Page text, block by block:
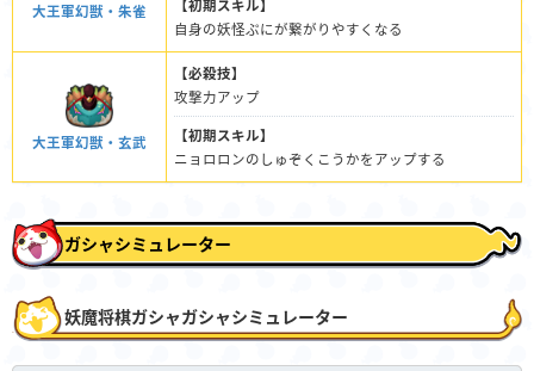
大王軍幻獣・朱雀
【初期スキル】
自身の妖怪ぷにが繋がりやすくなる
大王軍幻獣・玄武
【必殺技】
攻撃力アップ
【初期スキル】
ニョロロンのしゅぞくこうかをアップする
ガシャシミュレーター
妖魔将棋ガシャガシャシミュレーター